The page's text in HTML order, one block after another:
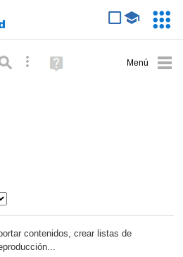
Búsqueda avanzada
Ayuda
(en
contenidos, crear listas de